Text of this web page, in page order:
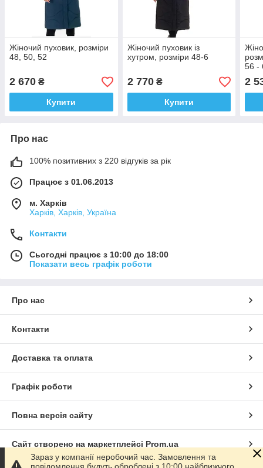
Жіночий пуховик, розміри
48, 50, 52
2 670 ₴
Купити
Жіночий пуховик із
хутром, розміри 48-6
2 770₴
Купити
56 -
2
Про нас
100% позитивних з 220 відгуків за рік
Працює з 01.06.2013
м. Харків
Харків, Харків, Україна
Контакти
Сьогодні працює з 10:00 до 18:00
Показати весь графік роботи
Про нас
Контакти
Доставка та оплата
Графік роботи
Повна версія сайту
Сайт створено на маркетплейсі Prom.ua
Зараз у компанії неробочий час. Замовлення та